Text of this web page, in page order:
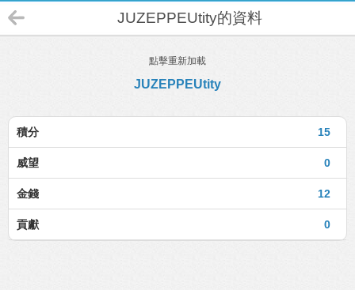
JUZEPPEUtity的資料
點擊重新加載
JUZEPPEUtity
15
積分
0
威望
12
金錢
0
貢獻